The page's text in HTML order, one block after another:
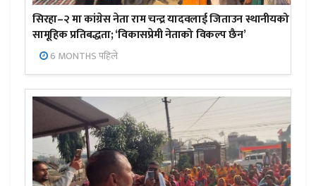
सिरहा–२ मा कांग्रेस नेता राम चन्द्र यादवलाई जिताउन स्थानीयको
सामूहिक प्रतिबद्धता; ‘विकासप्रेमी नेताको विकल्प छैन’
6 MONTHS पहिले